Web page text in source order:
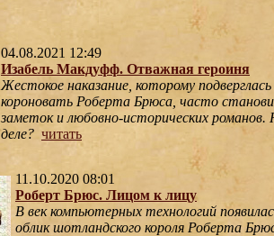
04.08.2021 12:49
Изабель Макдуфф. Отважная героиня
Жестокое наказание, которому
короновать Роберта Брюса, часто
заметок и любовно-исторических
деле? читать
11.10.2020 08:01
Роберт Брюс. Лицом к лицу
В век компьютерных технологий
облик шотландского короля Роберта